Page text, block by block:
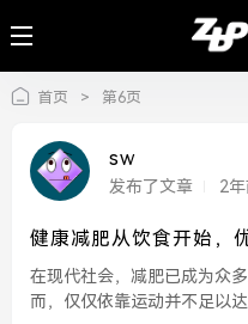
首页 > 第6页
sw
发布了文章 2
健康减肥从饮食开始，
在现代社会，减肥已成为众
而，仅仅依靠运动并不足以